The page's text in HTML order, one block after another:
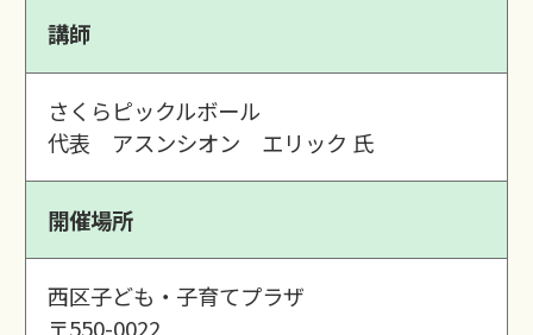
講師
さくらピックルボール
代表 アスンシオン エリック 氏
開催場所
西区子ども・子育てプラザ
〒550-0022